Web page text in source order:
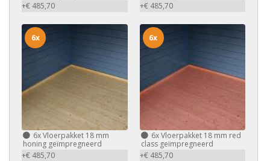
+€ 485,70
+€ 485,70
6xVloerpakket 18 mm
honing geïmpregneerd
+€ 485,70
6x
6xVloerpakket 18 mm red
class geïmpregneerd
+€ 485,70
6x